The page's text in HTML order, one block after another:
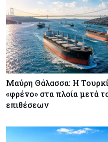
Μαύρη Θάλασσα: Η
«φρένο» στα πλοία μετά
επιθέσεων